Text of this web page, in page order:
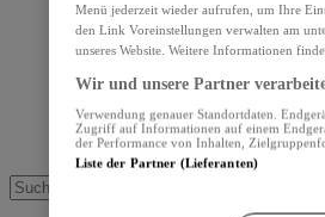
Menü jederzeit wieder aufrufen, um Ihre
den Link Voreinstellungen verwalten am
unseres Website. Weitere Informationen
Wir und unsere Partner
Verwendung genauer Standortdaten.
Zugriff auf Informationen auf einem
der Performance von Inhalten,
Liste der Partner (Lieferanten)